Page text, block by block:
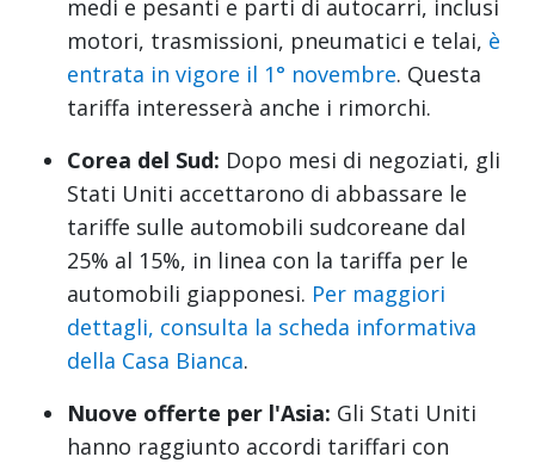
medi e pesanti e parti di autocarri, inclusi
motori, trasmissioni, pneumatici e telai, è
entrata in vigore il 1° novembre. Questa
tariffa interesserà anche i rimorchi.
Corea del Sud: Dopo mesi di negoziati, gli
Stati Uniti accettarono di abbassare le
tariffe sulle automobili sudcoreane dal
25% al 15%, in linea con la tariffa per le
automobili giapponesi. Per maggiori
dettagli, consulta la scheda informativa
della Casa Bianca.
Nuove offerte per l'Asia: Gli Stati Uniti
hanno raggiunto accordi tariffari con